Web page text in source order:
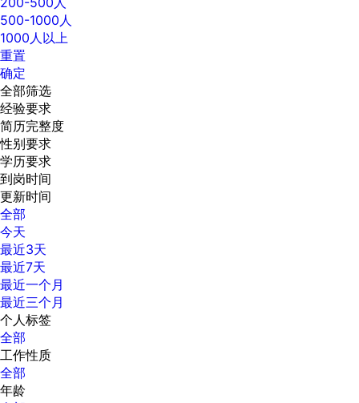
500-1000人
1000人以上
重置
确定
全部筛选
经验要求
简历完整度
性别要求
学历要求
到岗时间
更新时间
全部
今天
最近3天
最近7天
最近一个月
最近三个月
个人标签
全部
工作性质
全部
年龄